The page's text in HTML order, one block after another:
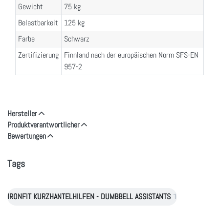
Gewicht
75 kg
Belastbarkeit
125 kg
Farbe
Schwarz
Zertifizierung Finnland nach der europäischen Norm SFS-EN
957-2
Hersteller
Produktverantwortlicher
Bewertungen
Tags
IRONFIT KURZHANTELHILFEN - DUMBBELL ASSISTANTS 1